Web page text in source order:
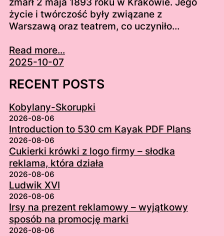
zmarł 2 maja 1893 roku w Krakowie. Jego
życie i twórczość były związane z
Warszawą oraz teatrem, co uczyniło…
Read more...
2025-10-07
RECENT POSTS
Kobylany-Skorupki
2026-08-06
Introduction to 530 cm Kayak PDF Plans
2026-08-06
Cukierki krówki z logo firmy – słodka
reklama, która działa
2026-08-06
Ludwik XVI
2026-08-06
Irsy na prezent reklamowy – wyjątkowy
sposób na promocję marki
2026-08-06